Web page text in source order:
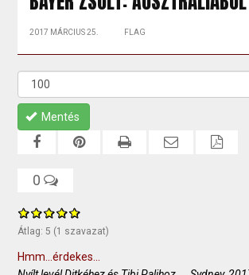
2017 MÁRCIUS 25. FLAG
Mentés
0
Átlag: 5 (1 szavazat)
Hmm...érdekes...